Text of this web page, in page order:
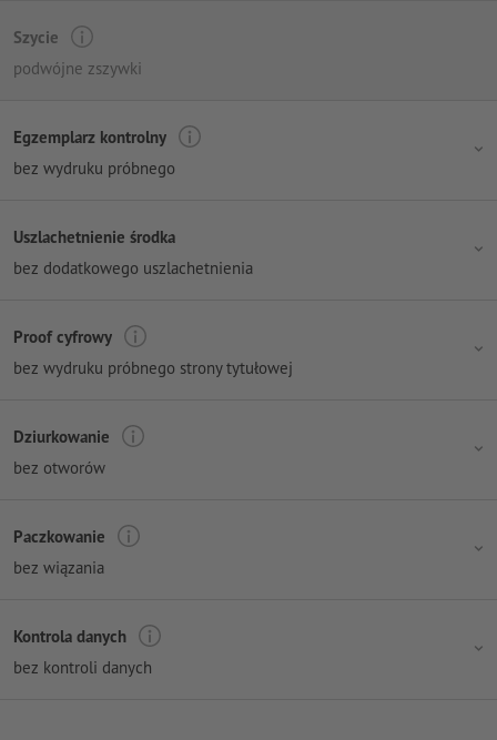
Szycie
podwójne zszywki
Egzemplarz kontrolny
bez wydruku próbnego
Uszlachetnienie środka
bez dodatkowego uszlachetnienia
Proof cyfrowy
bez wydruku próbnego strony tytułowej
Dziurkowanie
bez otworów
Paczkowanie
bez wiązania
Kontrola danych
bez kontroli danych